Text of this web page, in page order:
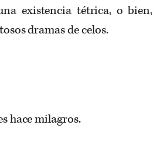
existencia tétrica, o bien,
dramas de celos.
hace milagros.